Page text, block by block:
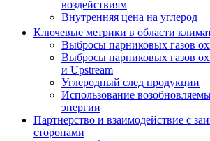
воздействиям
Внутренняя цена на углерод
Ключевые метрики в области
Выбросы парниковых газов
Выбросы парниковых газов
и Upstream
Углеродный след продукции
Использование
энергии
Партнерство и взаимодействие с
сторонами